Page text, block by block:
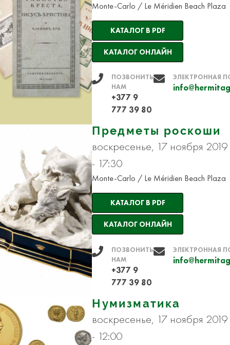
Monte-Carlo / Le Méridien Beach Plaza
КАТАЛОГ В PDF
КАТАЛОГ ОНЛАЙН
ПОЗВОНИТЬ
НАМ
+377 9
777 39 80
ЭЛЕКТРОННАЯ
Предметы роскоши
воскресенье, 17 ноября 2019
- 17:30
Monte-Carlo / Le Méridien Beach Plaza
КАТАЛОГ В PDF
КАТАЛОГ ОНЛАЙН
ПОЗВОНИТЬ
НАМ
+377 9
777 39 80
ЭЛЕКТРОННАЯ
Нумизматика
воскресенье, 17 ноября 2019
- 12:00